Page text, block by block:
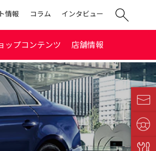
情報 コラム インタビュー
ップコンテンツ 店舗情報